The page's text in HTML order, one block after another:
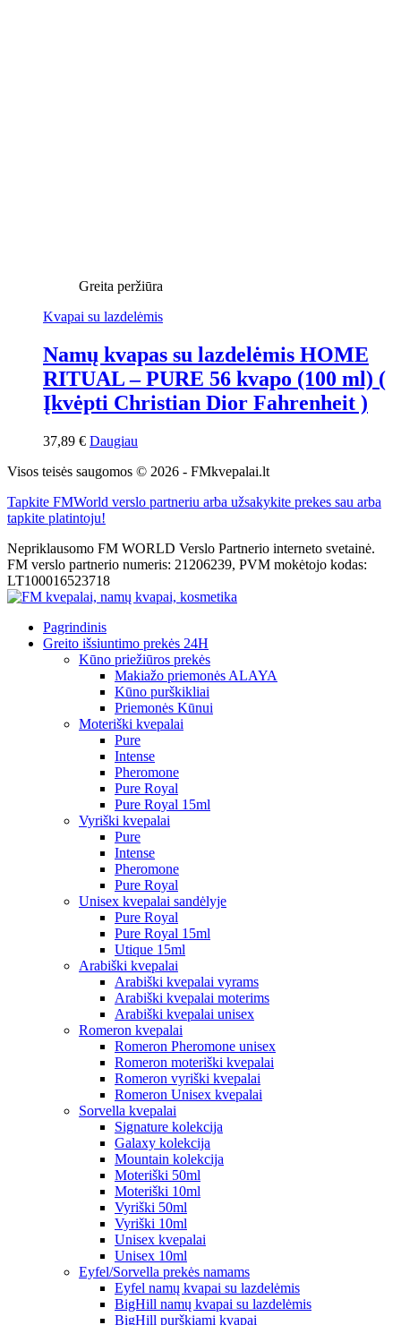
Greita peržiūra
Kvapai su lazdelėmis
Namų kvapas su lazdelėmis HOME
RITUAL – PURE 56 kvapo (100 ml) (
Įkvėpti Christian Dior Fahrenheit )
37,89 € Daugiau
Visos teisės saugomos © 2026 - FMkvepalai.lt
Tapkite FMWorld verslo partneriu arba užsakykite prekes sau arba
tapkite platintoju!
Nepriklausomo FM WORLD Verslo Partnerio interneto svetainė.
FM verslo partnerio numeris: 21206239, PVM mokėtojo kodas:
LT100016523718
Pagrindinis
Greito išsiuntimo prekės 24H
Kūno priežiūros prekės
Makiažo priemonės ALAYA
Kūno purškikliai
Priemonės Kūnui
Moteriški kvepalai
Pure
Intense
Pheromone
Pure Royal
Pure Royal 15ml
Vyriški kvepalai
Pure
Intense
Pheromone
Pure Royal
Unisex kvepalai sandėlyje
Pure Royal
Pure Royal 15ml
Utique 15ml
Arabiški kvepalai
Arabiški kvepalai vyrams
Arabiški kvepalai moterims
Arabiški kvepalai unisex
Romeron kvepalai
Romeron Pheromone unisex
Romeron moteriški kvepalai
Romeron vyriški kvepalai
Romeron Unisex kvepalai
Sorvella kvepalai
Signature kolekcija
Galaxy kolekcija
Mountain kolekcija
Moteriški 50ml
Moteriški 10ml
Vyriški 50ml
Vyriški 10ml
Unisex kvepalai
Unisex 10ml
Eyfel/Sorvella prekės namams
Eyfel namų kvapai su lazdelėmis
BigHill namų kvapai su lazdelėmis
BigHill purškiami kvapai